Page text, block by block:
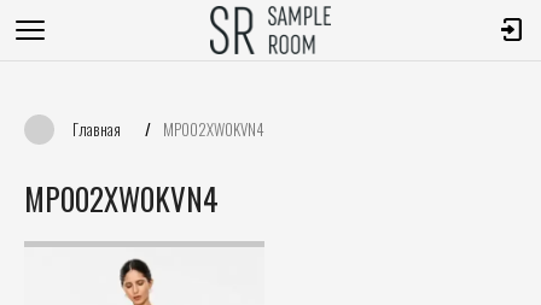
Главная / MP002XW0KVN4
MP002XW0KVN4